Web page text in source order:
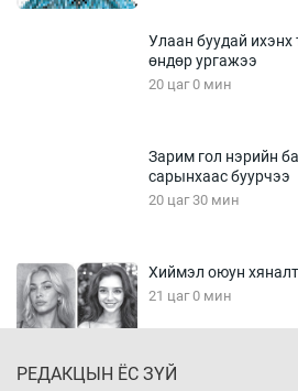
Улаан буудай
өндөр ургажээ
20 цаг 0 мин
Зарим гол нэрийн
сарынхаас буурчээ
20 цаг 30 мин
Хиймэл оюун
21 цаг 0 мин
РЕДАКЦЫН ЁС ЗҮЙ